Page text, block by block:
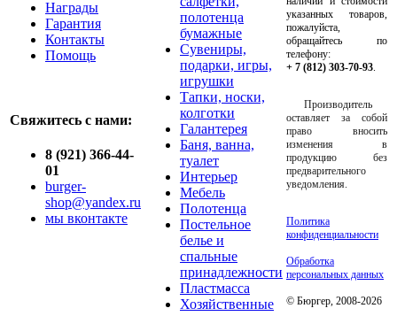
Награды
Гарантия
Контакты
Помощь
Свяжитесь с нами:
8 (921) 366-44-
01
burger-
shop@yandex.ru
мы вконтакте
полотенца
бумажные
Сувениры,
подарки, игры,
игрушки
Тапки, носки,
колготки
Галантерея
Баня, ванна,
туалет
Интерьер
Мебель
Полотенца
Постельное
белье и
спальные
принадлежности
Пластмасса
Хозяйственные
указанных товаров,
пожалуйста,
обращайтесь по
телефону:
+ 7 (812) 303-70-93
Производитель
оставляет за собой
право вносить
изменения в
продукцию без
предварительного
уведомления.
Политика
конфиденциальности
Обработка
персональных данных
© Бюргер, 2008-2026